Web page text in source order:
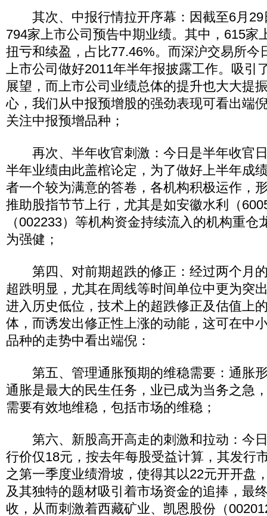
其次、中报行情拉开序幕：因截至6月29
794家上市公司预告中期业绩。其中，615家
扭亏和续盈，占比77.46%。而深沪交易所今
上市公司做好2011年半年报披露工作。吸引
展望，而上市公司业绩总体的提升也大大提
心，我们从中报预增股的强劲表现可看出端
关注中报预增品种；
再次、半年收官刺激：今日是半年收官
半年业绩由此盖棺论定，为了做好上半年成
者一个较为满意的答卷，各机构积极运作，
推助股指节节上行，尤其是如安徽水利（
（002233）等机构资金持续流入的机构重仓
为强健；
第四、对前期超跌的修正：经过两个月
超跌明显，尤其在周线等时间单位中更为突
进入历史低位，技术上的超跌修正及估值上
体，而诱发出修正性上涨的动能，这可在中
品种的走势中看出端倪：
第五、管理通胀预期的维稳需要：通胀
通胀是最大的民生任务，业已成为当务之急
需要有效地维稳，包括市场的维稳；
第六、新股高开高走的刺激和拉动：今
行价仅18元，按去年每股受益计算，其发行
之第一季度业绩滑坡，使得其以22元开开盘
及其独特的题材吸引着市场资金的追捧，最
收，从而刺激着西藏矿业、凯恩股份（